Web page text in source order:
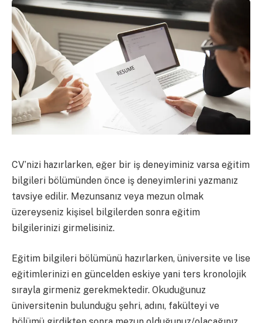
CV’nizi hazırlarken, eğer bir iş deneyiminiz varsa eğitim
bilgileri bölümünden önce iş deneyimlerini yazmanız
tavsiye edilir. Mezunsanız veya mezun olmak
üzereyseniz kişisel bilgilerden sonra eğitim
bilgilerinizi girmelisiniz.
Eğitim bilgileri bölümünü hazırlarken, üniversite ve lise
eğitimlerinizi en güncelden eskiye yani ters kronolojik
sırayla girmeniz gerekmektedir. Okuduğunuz
üniversitenin bulunduğu şehri, adını, fakülteyi ve